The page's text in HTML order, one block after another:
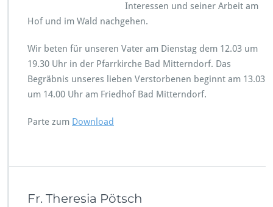
Interessen und seiner Arbeit am
Hof und im Wald nachgehen.
Wir beten für unseren Vater am Dienstag dem 12.03 um
19.30 Uhr in der Pfarrkirche Bad Mitterndorf. Das
Begräbnis unseres lieben Verstorbenen beginnt am 13.03
um 14.00 Uhr am Friedhof Bad Mitterndorf.
Parte zum Download
Fr. Theresia Pötsch